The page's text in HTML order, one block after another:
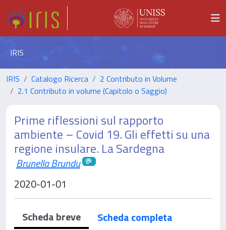
IRIS
IRIS Catalogo Ricerca
2 Contributo in Volume
2.1 Contributo in volume (Capitolo o Saggio)
Prime riflessioni sul rapporto
ambiente – Covid 19. Gli effetti su una
regione insulare. La Sardegna
Brunella Brundu
2020-01-01
Scheda breve
Scheda completa